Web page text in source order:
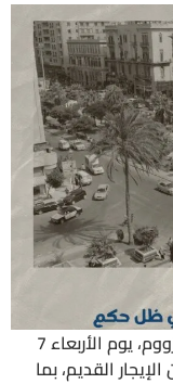
عُقدت مائدة مستديرة افتراضية عبر منصة زووم، يوم الأربعاء 7
الإيجار القديم، بما